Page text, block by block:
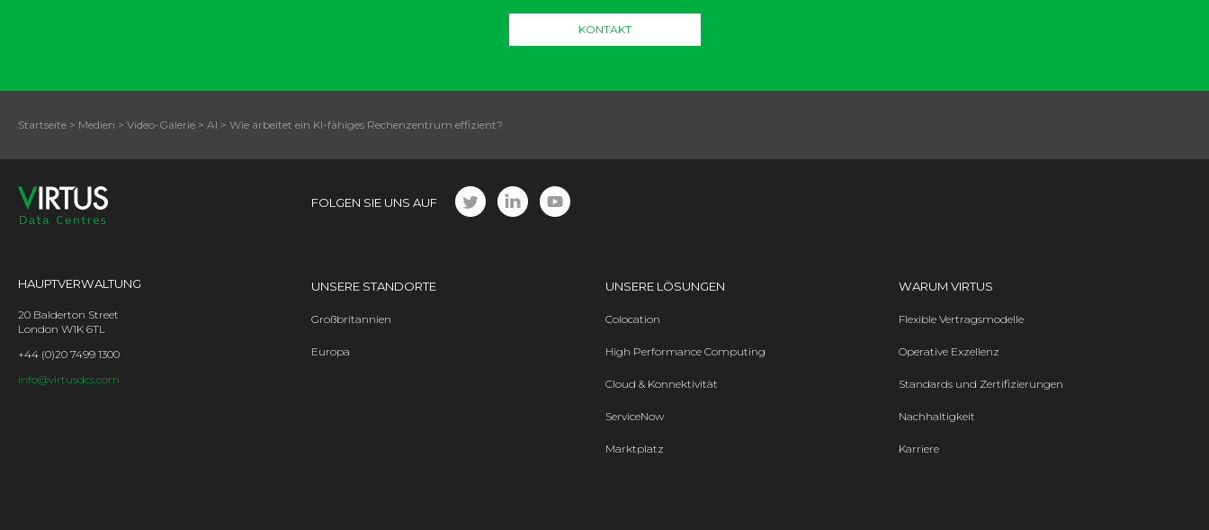
KONTAKT
Startseite > Medien > Video-Galerie > AI > Wie arbeitet ein KI-fähiges Rechenzentrum effizient?
FOLGEN SIE UNS AUF
HAUPTVERWALTUNG
20 Balderton Street
London W1K 6TL
+44 (0)20 7499 1300
info@virtusdcs.com
UNSERE STANDORTE
Großbritannien
Europa
UNSERE LÖSUNGEN
Colocation
High Performance Computing
Cloud & Konnektivität
ServiceNow
Marktplatz
WARUM VIRTUS
Flexible Vertragsmodelle
Operative Exzellenz
Standards und Zertifizierungen
Nachhaltigkeit
Karriere